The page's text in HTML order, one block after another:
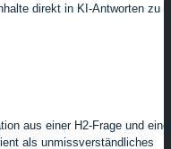
direkt in KI-Antworten zu
aus einer H2-Frage und
als unmissverständliches